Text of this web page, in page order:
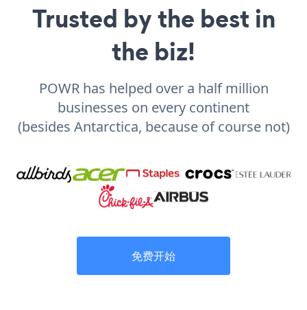
Trusted by the best in
the biz!
POWR has helped over a half million
businesses on every continent
(besides Antarctica, because of course not)
免费开始